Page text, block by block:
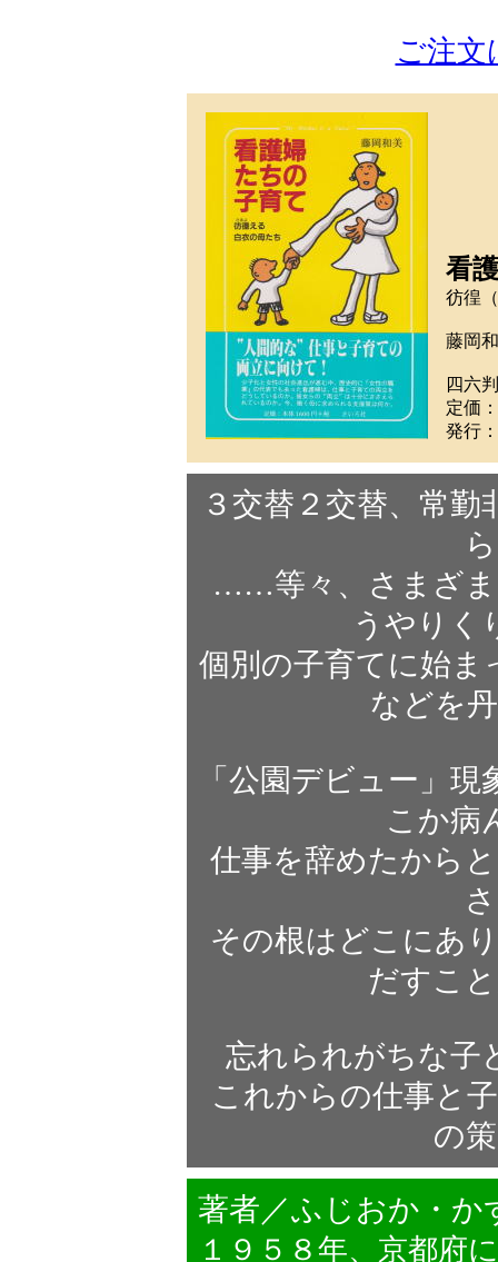
ご注文
看
彷徨
藤岡
四六
定価
発行
３交替２交替、常
……等々、さまざま
うやりく
個別の子育てに始ま
などを
「公園デビュー」
こか病
仕事を辞めたから
その根はどこにあ
だすこ
忘れられがちな子
これからの仕事と
の
著者／ふじおか・か
１９５８年、京都府